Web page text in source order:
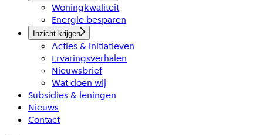
Woningkwaliteit
Energie besparen
Inzicht krijgen
Acties & initiatieven
Ervaringsverhalen
Nieuwsbrief
Wat doen wij
Subsidies & leningen
Nieuws
Contact